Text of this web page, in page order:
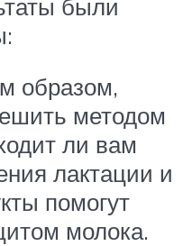
были
образом,
методом
ли вам
лактации и
помогут
молока.